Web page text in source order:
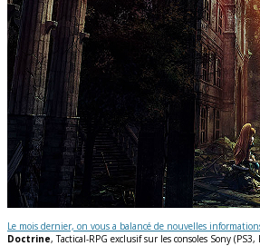
Le mois dernier, on vous a balancé de nouvelles
Doctrine, Tactical-RPG exclusif sur les consoles Sony (PS3,